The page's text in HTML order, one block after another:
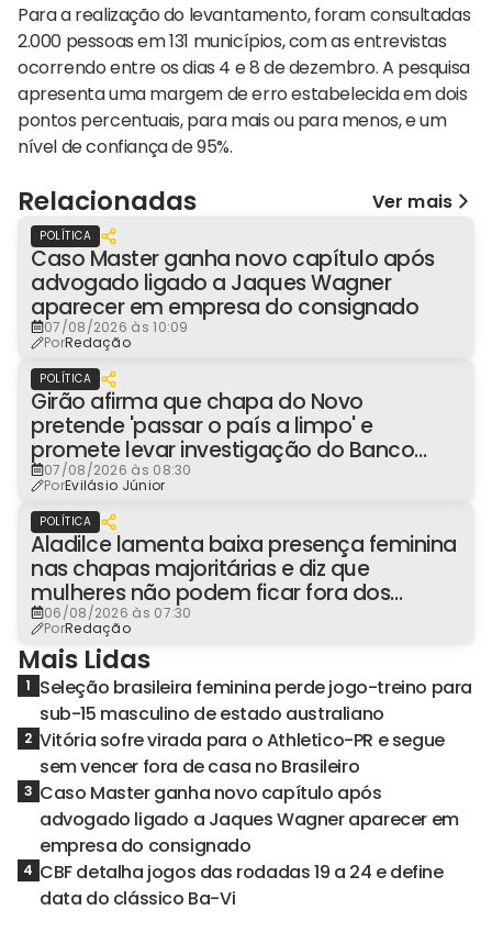
Para a realização do levantamento, foram consultadas
2.000 pessoas em 131 municípios, com as entrevistas
ocorrendo entre os dias 4 e 8 de dezembro. A pesquisa
apresenta uma margem de erro estabelecida em dois
pontos percentuais, para mais ou para menos, e um
nível de confiança de 95%.
Relacionadas Ver mais
POLÍTICA
Caso Master ganha novo capítulo após
advogado ligado a Jaques Wagner
aparecer em empresa do consignado
07/08/2026 às 10:09
PorRedação
POLÍTICA
Girão afirma que chapa do Novo
pretende 'passar o país a limpo' e
promete levar investigação do Banco
Master à Presidência
07/08/2026 às 08:30
PorEvilásio Júnior
POLÍTICA
Aladilce lamenta baixa presença feminina
nas chapas majoritárias e diz que
mulheres não podem ficar fora dos
espaços de poder
06/08/2026 às 07:30
PorRedação
Mais Lidas
1 Seleção brasileira feminina perde jogo-treino para
sub-15 masculino de estado australiano
2 Vitória sofre virada para o Athletico-PR e segue
sem vencer fora de casa no Brasileiro
3 Caso Master ganha novo capítulo após
advogado ligado a Jaques Wagner aparecer em
empresa do consignado
4 CBF detalha jogos das rodadas 19 a 24 e define
data do clássico Ba-Vi